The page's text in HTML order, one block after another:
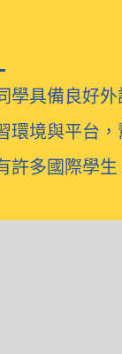
學具備良好外
環境與平台
許多國際學